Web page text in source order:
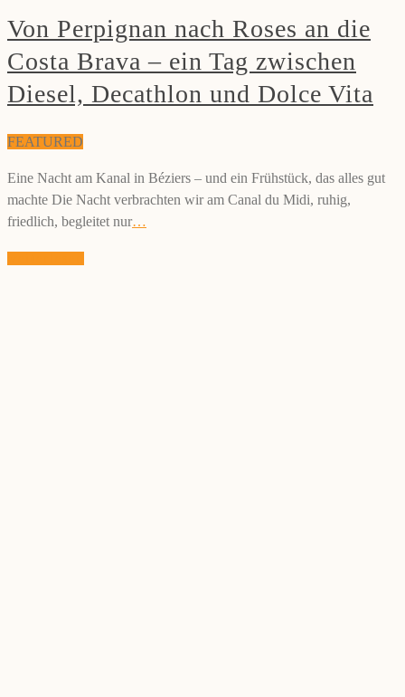
Von Perpignan nach Roses an die
Costa Brava – ein Tag zwischen
Diesel, Decathlon und Dolce Vita
FEATURED
Eine Nacht am Kanal in Béziers – und ein Frühstück, das alles gut
machte Die Nacht verbrachten wir am Canal du Midi, ruhig,
friedlich, begleitet nur…